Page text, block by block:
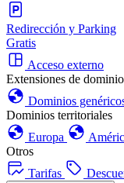
Redirección y Parking
Gratis
Acceso externo
Extensiones de
Dominios
Dominios territoriales
Europa
Otros
Tarifas